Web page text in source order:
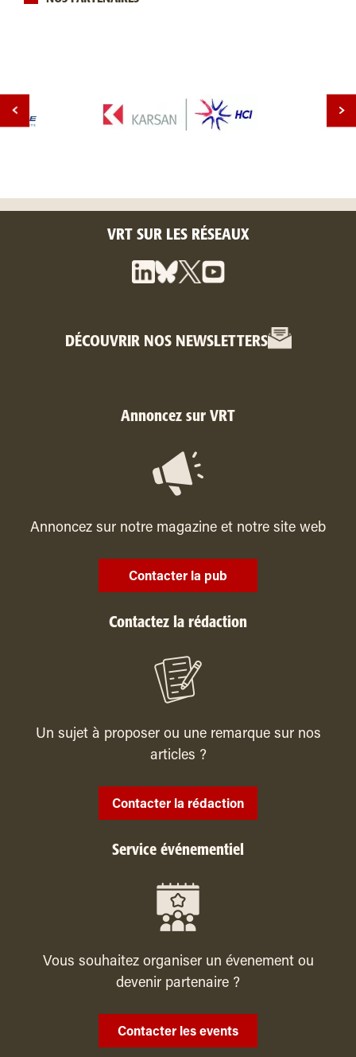
VRT SUR LES RÉSEAUX
DÉCOUVRIR NOS NEWSLETTERS
Annoncez sur VRT
Annoncez sur notre magazine et notre site web
Contacter la pub
Contactez la rédaction
Un sujet à proposer ou une remarque sur nos
articles ?
Contacter la rédaction
Service événementiel
Vous souhaitez organiser un évenement ou
devenir partenaire ?
Contacter les events